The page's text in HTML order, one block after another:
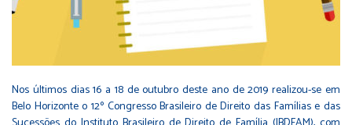
Nos últimos dias 16 a 18 de outubro deste ano de 2019 realizou-se em
Belo Horizonte o 12º Congresso Brasileiro de Direito das Famílias e das